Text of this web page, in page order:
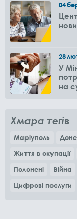
04
28
У
на
Хмара тегів
Маріуполь
Життя в окупації
Полонені
Війна
Цифрові послуги